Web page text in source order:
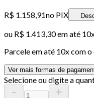
R$ 1.158,91no PIX
ou R$ 1.413,30em até
Parcele em até 10x com
Ver mais formas de
Selecione ou digite a